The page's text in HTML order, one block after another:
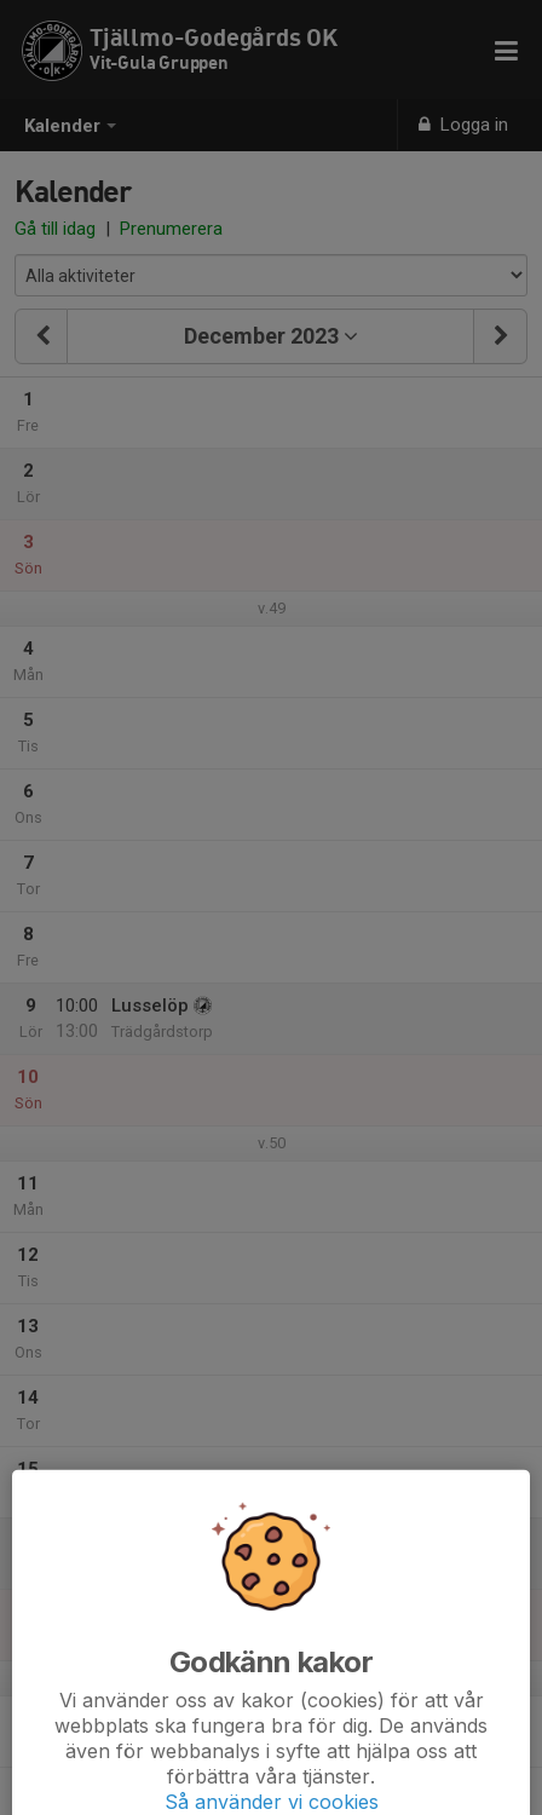
Kalender Logga in
Tjällmo-Godegårds OK
Vit-Gula Gruppen
Kalender
Gå till idag | Prenumerera
December 2023
1
Fre
2
Lör
3
Sön
v.49
4
Mån
5
Tis
6
Ons
7
Tor
8
Fre
9
Lör
10:00
13:00
Lusselöp
Trädgårdstorp
10
Sön
v.50
11
Mån
12
Tis
13
Ons
14
Tor
15
v.51
Godkänn kakor
Vi använder oss av kakor (cookies) för att vår
webbplats ska fungera bra för dig. De används
även för webbanalys i syfte att hjälpa oss att
förbättra våra tjänster.
Så använder vi cookies